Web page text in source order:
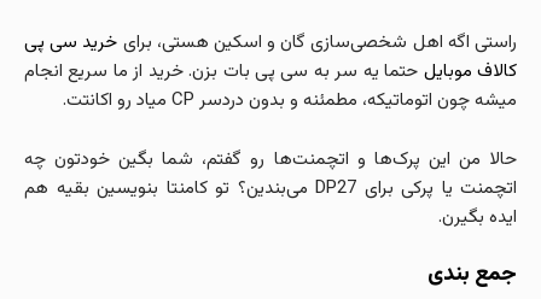
راستی اگه اهل شخصی‌سازی گان و اسکین هستی، برای خرید سی پی
کالاف موبایل حتما یه سر به سی پی بات بزن. خرید از ما سریع انجام
میشه چون اتوماتیکه، مطمئنه و بدون دردسر CP میاد رو اکانتت.
حالا من این پرک‌ها و اتچمنت‌ها رو گفتم، شما بگین خودتون چه
اتچمنت یا پرکی برای DP27 می‌بندین؟ تو کامنتا بنویسین بقیه هم
ایده بگیرن.
جمع بندی